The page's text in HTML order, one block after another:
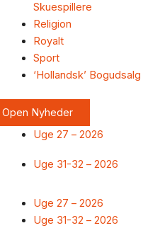
Skuespillere
Religion
Royalt
Sport
‘Hollandsk’ Bogudsalg
Open Nyheder
Uge 27 – 2026
Uge 31-32 – 2026
Uge 27 – 2026
Uge 31-32 – 2026